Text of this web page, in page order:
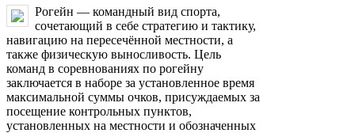
Интервью с Евгением Домбровским
после 10-го Чемпионата мира по
рогейну 2012
Рогейн — командный вид спорта,
сочетающий в себе стратегию и тактику,
навигацию на пересечённой местности, а
также физическую выносливость. Цель
команд в соревнованиях по рогейну
заключается в наборе за установленное время
максимальной суммы очков, присуждаемых за
посещение контрольных пунктов,
установленных на местности и обозначенных